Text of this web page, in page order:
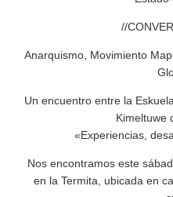
//
Anarquismo, Movimiento
Un encuentro entre la
Kimeltuwe
«Experiencias,
Nos encontramos este
en la Termita, ubicada en